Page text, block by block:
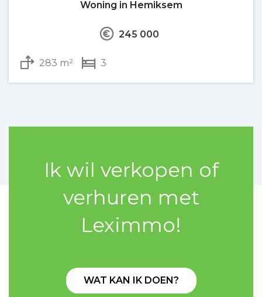
Woning in Hemiksem
245 000
283 m² 3
Ik wil verkopen of
verhuren met
Leximmo!
WAT KAN IK DOEN?